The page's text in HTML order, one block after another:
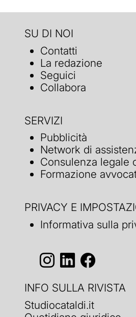
SU DI NOI
Contatti
La redazione
Seguici
Collabora
SERVIZI
Pubblicità
Network di
Consulenza legale
Formazione
PRIVACY E
Informativa sulla
INFO SULLA RIVISTA
Studiocataldi.it